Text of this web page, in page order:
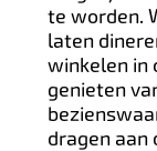
te worden.
laten
winkelen in
genieten
dragen aan